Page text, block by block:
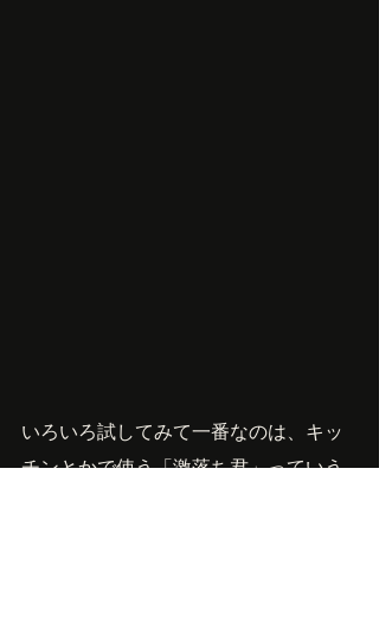
いろいろ試してみて一番なのは、キッ
チンとかで使う「激落ち君」っていう